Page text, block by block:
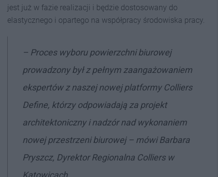
jest już w fazie realizacji i będzie dostosowany do
elastycznego i opartego na współpracy środowiska pracy.
– Proces wyboru powierzchni biurowej
prowadzony był z pełnym zaangażowaniem
ekspertów z naszej nowej platformy Colliers
Define, którzy odpowiadają za projekt
architektoniczny i nadzór nad wykonaniem
nowej przestrzeni biurowej – mówi Barbara
Pryszcz, Dyrektor Regionalna Colliers w
Katowicach.